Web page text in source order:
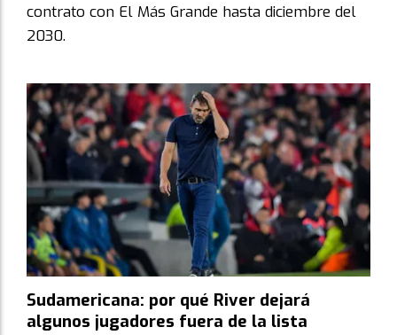
contrato con El Más Grande hasta diciembre del
2030.
Sudamericana: por qué River dejará
algunos jugadores fuera de la lista